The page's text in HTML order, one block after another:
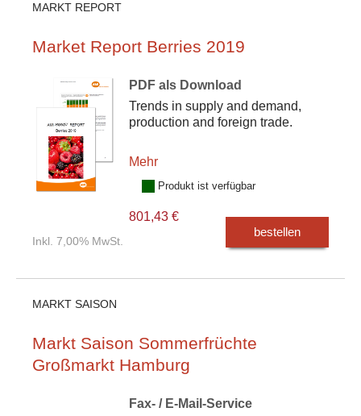
MARKT REPORT
Market Report Berries 2019
PDF als Download
Trends in supply and demand,
production and foreign trade.
Mehr
Produkt ist verfügbar
801,43 €
Inkl. 7,00% MwSt.
bestellen
MARKT SAISON
Markt Saison Sommerfrüchte
Großmarkt Hamburg
Fax- / E-Mail-Service